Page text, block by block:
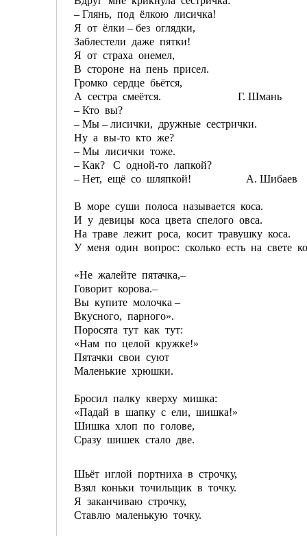
– Глянь, под ёлкою лисичка!
Я от ёлки – без оглядки,
Заблестели даже пятки!
Я от страха онемел,
В стороне на пень присел.
Громко сердце бьётся,
А сестра смеётся. Г. Шмань
– Кто вы?
– Мы – лисички, дружные сестрички.
Ну а вы-то кто же?
– Мы лисички тоже.
– Как? С одной-то лапкой?
– Нет, ещё со шляпкой! А. Шибаев
В море суши полоса называется коса.
И у девицы коса цвета спелого овса.
На траве лежит роса, косит травушку коса.
У меня один вопрос: сколько есть на свете
«Не жалейте пятачка,–
Говорит корова.–
Вы купите молочка –
Вкусного, парного».
Поросята тут как тут:
«Нам по целой кружке!»
Пятачки свои суют
Маленькие хрюшки.
Бросил палку кверху мишка:
«Падай в шапку с ели, шишка!»
Шишка хлоп по голове,
Сразу шишек стало две.
Шьёт иглой портниха в строчку,
Взял коньки точильщик в точку.
Я заканчиваю строчку,
Ставлю маленькую точку.